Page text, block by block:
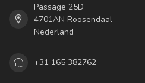
Passage 25D
4701AN Roosendaal
Nederland
+31 165 382762